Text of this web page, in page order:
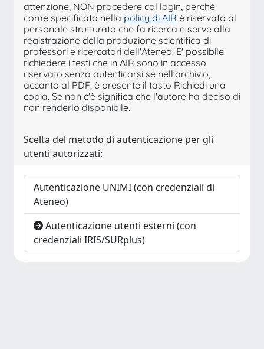
attenzione, NON procedere col login, perchè
come specificato nella policy di AIR è riservato al
personale strutturato che fa ricerca e serve alla
registrazione della produzione scientifica di
professori e ricercatori dell'Ateneo. E' possibile
richiedere i testi che in AIR sono in accesso
riservato senza autenticarsi se nell'archivio,
accanto al PDF, è presente il tasto Richiedi una
copia. Se non c'è significa che l'autore ha deciso di
non renderlo disponibile.
Scelta del metodo di autenticazione per gli
utenti autorizzati:
Autenticazione UNIMI (con credenziali di
Ateneo)
Autenticazione utenti esterni (con
credenziali IRIS/SURplus)